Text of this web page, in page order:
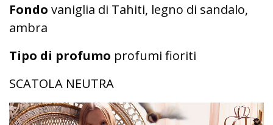
Fondo vaniglia di Tahiti, legno di sandalo,
ambra
Tipo di profumo profumi fioriti
SCATOLA NEUTRA